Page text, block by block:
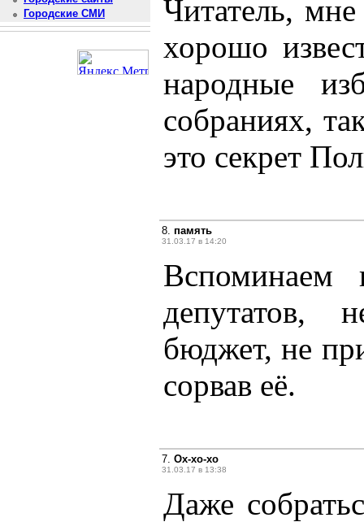
Городские СМИ
Читатель,
хорошо
народные
собраниях,
это секрет
8. память
31.03.17 в 14:20
Вспоминаем
депутатов,
бюджет, не
сорвав её.
7. Ох-хо-хо
31.03.17 в 13:38
Даже